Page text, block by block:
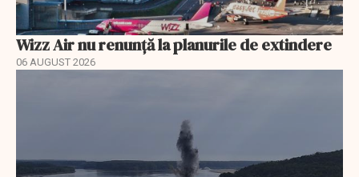
Wizz Air nu renunță la planurile de extindere
06 AUGUST 2026